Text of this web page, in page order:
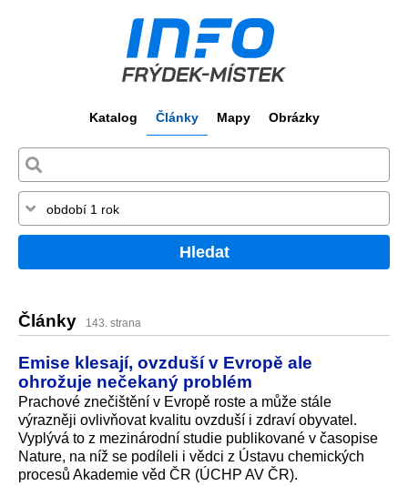
Katalog Články Mapy Obrázky
Hledat
Články 143. strana
Emise klesají, ovzduší v Evropě ale
ohrožuje nečekaný problém
Prachové znečištění v Evropě roste a může stále
výrazněji ovlivňovat kvalitu ovzduší i zdraví obyvatel.
Vyplývá to z mezinárodní studie publikované v časopise
Nature, na níž se podíleli i vědci z Ústavu chemických
procesů Akademie věd ČR (ÚCHP AV ČR).